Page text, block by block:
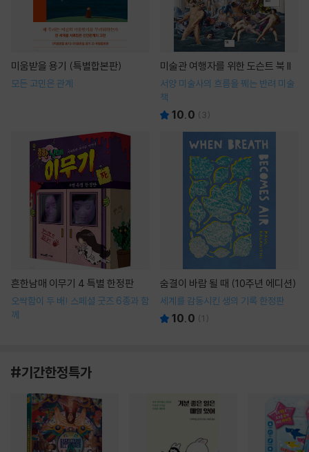
미움받을 용기 (특별합본판)
모든 고민은 관계
미술관 여행자를 위한 도슨트 북 II
서양 미술사의 흐름을 꿰는 반려 미술
책
10.0 ( 3)
흔한남매 이무기 4 특별 한정판
오싹함이 두 배! 스페셜 굿즈 6종과 함
께
숨결이 바람 될 때 (10주년 에디션)
세계를 감동시킨 생의 기록 한정판
10.0 (1 )
#기간한정특가